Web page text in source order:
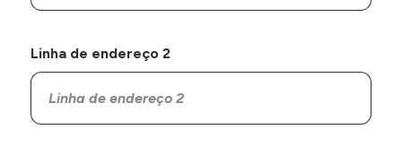
Linha de endereço 2